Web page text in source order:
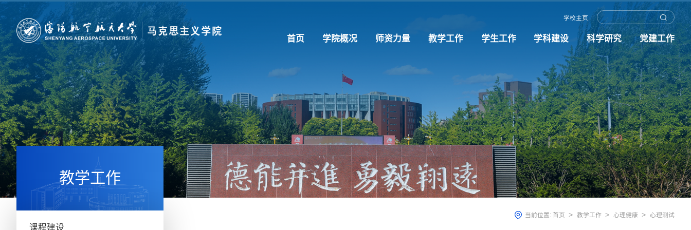
学校主页
首页 学院概况 师资力量 教学工作 学生工作 学科建设 科学研究 党建工作
教学工作
课程建设
当前位置: 首页 > 教学工作 > 心理健康 > 心理测试